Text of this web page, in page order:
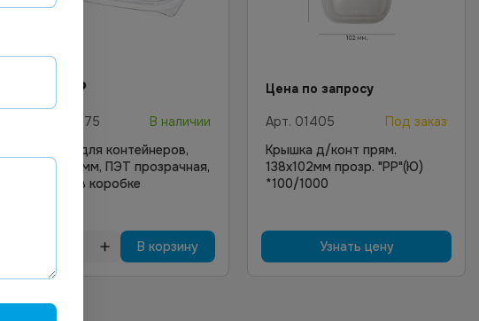
₽
00875
В наличии
Крышка для контейнеров,
126х126 мм, ПЭТ прозрачная,
500 шт. в коробке
В корзину
Цена по запросу
Арт. 01405
Под заказ
Крышка д/конт прям.
138х102мм прозр. "РР"(Ю)
*100/1000
Узнать цену